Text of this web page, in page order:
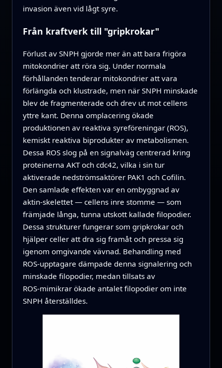
invasion även vid lågt syre.
Från kraftverk till "gripkrokar"
Förlust av SNPH gjorde mer än att bara frigöra
mitokondrier att röra sig. Under normala
förhållanden tenderar mitokondrier att vara
förlängda och klustrade, men när SNPH minskade
blev de fragmenterade och drev ut mot cellens
yttre kant. Denna omplacering ökade
produktionen av reaktiva syreföreningar (ROS),
kemiskt reaktiva biprodukter av metabolismen.
Dessa ROS slog på en signalväg centrerad kring
proteinerna AKT och cdc42, vilka i sin tur
aktiverade nedströmsaktörer PAK1 och Cofilin.
Den samlade effekten var en ombyggnad av
aktin-skelettet — cellens inre stomme — som
främjade långa, tunna utskott kallade filopodier.
Dessa strukturer fungerar som gripkrokar och
hjälper celler att dra sig framåt och pressa sig
igenom omgivande vävnad. Behandling med
ROS‑upptagare dämpade denna signalering och
minskade filopodier, medan tillsats av
ROS‑mimikrar ökade antalet filopodier om inte
SNPH återställdes.